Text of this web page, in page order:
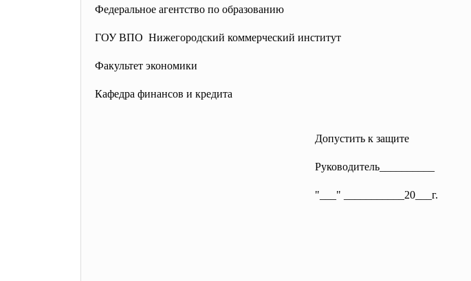
Федеральное агентство по образованию
ГОУ ВПО Нижегородский коммерческий институт
Факультет экономики
Кафедра финансов и кредита
Допустить к защите
Руководитель__________
"___" ___________20___г.